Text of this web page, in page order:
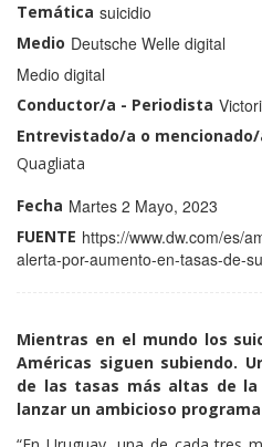
Temática suicidio
Medio Deutsche Welle digital
Medio
Medio digital
Conductor/a - Periodista
Entrevistado/a o
Perfil
Docentes
profiles
Nombre
y
Quagliata
Fecha Martes 2 Mayo, 2023
FUENTE https://www.dw.com/es/
alerta-por-aumento-en-tasas-de-
Mientras en el mundo los
Américas siguen subiendo.
de las tasas más altas de
lanzar un ambicioso